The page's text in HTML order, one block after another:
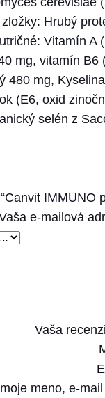
Hrubý
Vitamín
mg, vitamín
480 mg,
(E6, oxid
selén z
IMMUNO
e-mailová
Vaša
meno, e-